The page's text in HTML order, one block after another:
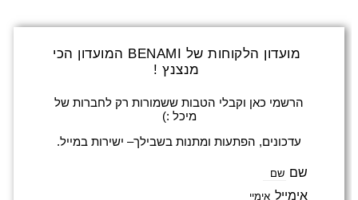
מועדון הלקוחות של BENAMI המועדון הכי
מנצנץ !
הרשמי כאן וקבלי הטבות ששמורות רק לחברות של
מיכל :)
עדכונים, הפתעות ומתנות בשבילך– ישירות במייל.
שם
אימייל